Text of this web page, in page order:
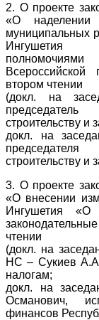
2. О проекте
«О наделении
муниципальных
Ингушетия
втором чтении
(докл. на
строительству и
докл. на
строительству и
3. О проекте
«О внесении
Ингушетия «О
чтении
(докл. на
НС – Сукиев
налогам;
докл. на
Османович,
финансов